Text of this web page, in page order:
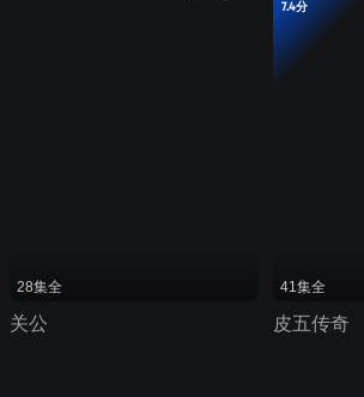
28集全
关公
7.4分
41集全
皮五传奇